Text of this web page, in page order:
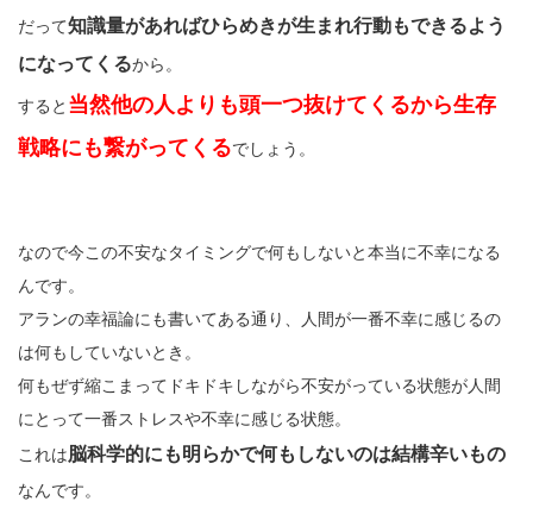
だって知識量があればひらめきが生まれ行動もできるよう
になってくるから。
すると 当然他の人よりも頭一つ抜けてくるから生存
戦略にも繋がってくるでしょう。
なので今この不安なタイミングで何もしないと本当に不幸になる
んです。
アランの幸福論にも書いてある通り、人間が一番不幸に感じるの
は何もしていないとき。
何もぜず縮こまってドキドキしながら不安がっている状態が人間
にとって一番ストレスや不幸に感じる状態。
これは脳科学的にも明らかで何もしないのは結構辛いもの
なんです。